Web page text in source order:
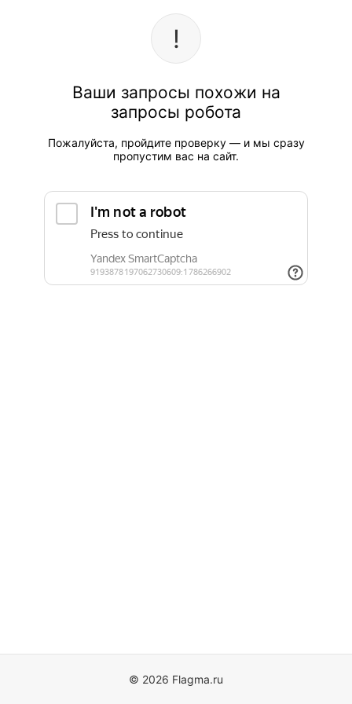
Ваши запросы похожи на
запросы робота
Пожалуйста, пройдите проверку — и мы сразу
пропустим вас на сайт.
© 2026 Flagma.ru